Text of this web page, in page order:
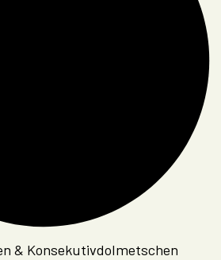
& Konsekutivdolmetschen